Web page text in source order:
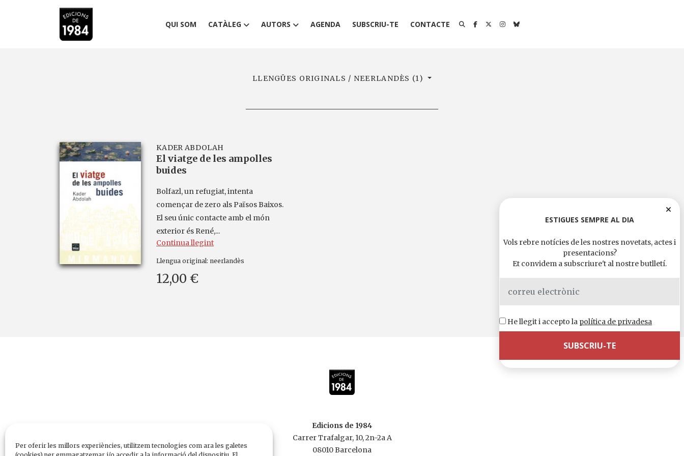
Per oferir les millors experiències, utilitzem tecnologies com ara les galetes
QUI SOM CATÀLEG AUTORS AGENDA SUBSCRIU-TE CONTACTE
LLENGÜES ORIGINALS / NEERLANDÈS (1)
KADER ABDOLAH
El viatge de les ampolles
buides
Bolfazl, un refugiat, intenta
començar de zero als Països Baixos.
El seu únic contacte amb el món
exterior és René,...
Continua llegint
Llengua original: neerlandès
12,00 €
Edicions de 1984
Carrer Trafalgar, 10, 2n-2a A
08010 Barcelona
ESTIGUES SEMPRE AL DIA
Vols rebre notícies de les nostres novetats, actes i
presentacions?
Et convidem a subscriure't al nostre butlletí.
He llegit i accepto la política de privadesa